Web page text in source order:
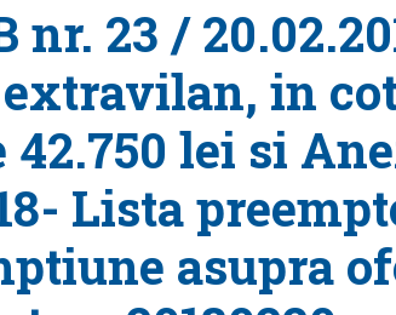
nr. 23 /
in
lei si
Lista
asupra